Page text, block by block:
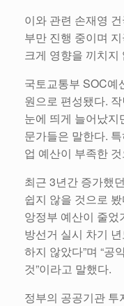
이와 관련 손재영
부만 진행 중이며
크게 영향을 끼치지
국토교통부 SOC예
원으로 편성됐다.
눈에 띄게 늘어났지
문가들은 말한다.
업 예산이 부족한
최근 3년간 증가했
쉽지 않을 것으로
앙정부 예산이 줄었
방선거 실시 차기
하지 않았다”며 “공
것”이라고 말했다.
정부의 공공기관